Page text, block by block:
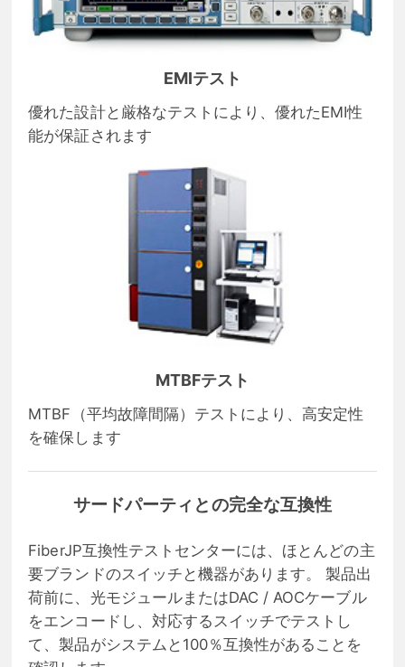
EMIテスト
優れた設計と厳格なテストにより、優れたEMI性
能が保証されます
MTBFテスト
MTBF（平均故障間隔）テストにより、高安定性
を確保します
サードパーティとの完全な互換性
FiberJP互換性テストセンターには、ほとんどの主
要ブランドのスイッチと機器があります。 製品出
荷前に、光モジュールまたはDAC / AOCケーブル
をエンコードし、対応するスイッチでテストし
て、製品がシステムと100％互換性があることを